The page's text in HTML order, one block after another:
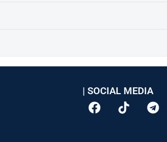
| SOCIAL MEDIA